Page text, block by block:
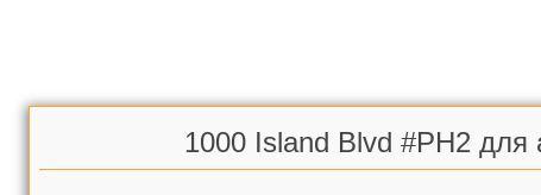
1000 Island Blvd #PH2 для